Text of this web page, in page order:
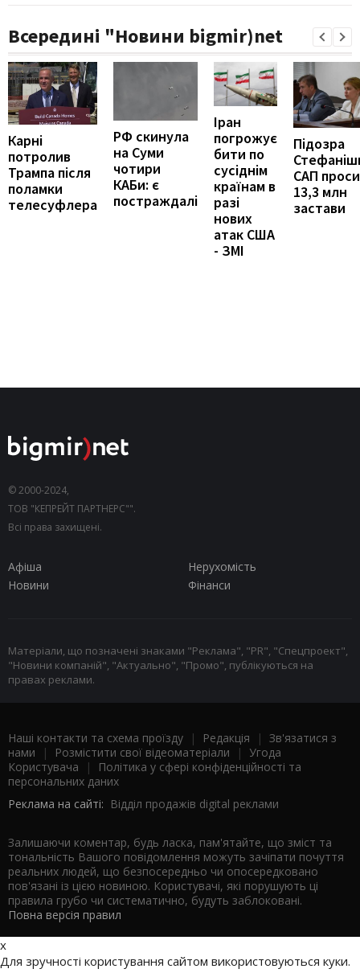
Всередині "Новини bigmir)net
Карні
потролив
Трампа після
поламки
телесуфлера
РФ скинула
на Суми
чотири
КАБи: є
постраждалі
Іран
погрожує
бити по
сусіднім
країнам в
разі
нових
атак США
- ЗМІ
Підозра
САП
13,3 млн
застави
© 2000-2024,
ТОВ "КЕПРЕЙТ ПАРТНЕРС"".
Всі права захищені.
Афіша
Нерухомість
Новини
Фінанси
Матеріали, що позначені знаками "Реклама", "PR", "Спецпроект",
"Новини компаній", "Актуально", "Промо", публікуються на
правах реклами.
Наші контакти та схема проїзду | Редакція | Зв'язатися з
нами | Розмістити свої відеоматеріали | Угода
Користувача |
Політика у сфері конфіденційності та
персональних даних
Реклама на сайті: Відділ продажів digital реклами
Залишаючи коментар, будь ласка, пам'ятайте, що зміст та
тональність Вашого повідомлення можуть зачіпати почуття
реальних людей, що безпосередньо чи опосередковано
пов'язані із цією новиною. Користувачі, які порушують ці
правила грубо чи систематично, будуть заблоковані.
Повна версія правил
x
Для зручності користування сайтом використовуються куки.